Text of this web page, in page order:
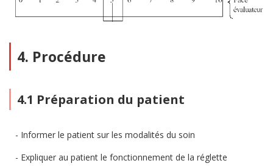
4. Procédure
4.1 Préparation du patient
Informer le patient sur les modalités du soin
Expliquer au patient le fonctionnement de la réglette